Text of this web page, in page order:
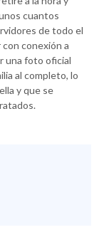
cuantos
de todo el
conexión a
una foto oficial
al completo, lo
y que se